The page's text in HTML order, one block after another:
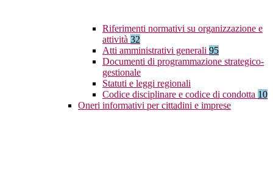
Riferimenti normativi su organizzazione e
attività 32
Atti amministrativi generali 95
Documenti di programmazione strategico-
gestionale
Statuti e leggi regionali
Codice disciplinare e codice di condotta 10
Oneri informativi per cittadini e imprese